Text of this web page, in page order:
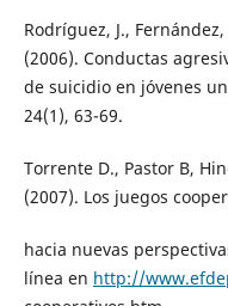
Rodríguez, J.,
(2006). Conductas
de suicidio en jóvenes
24(1), 63-69.
Torrente D., Pastor B,
(2007). Los juegos
hacia nuevas
línea en http://